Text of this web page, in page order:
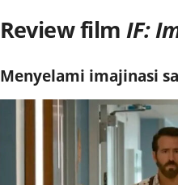
Review filmIF:
Menyelami imajinasi